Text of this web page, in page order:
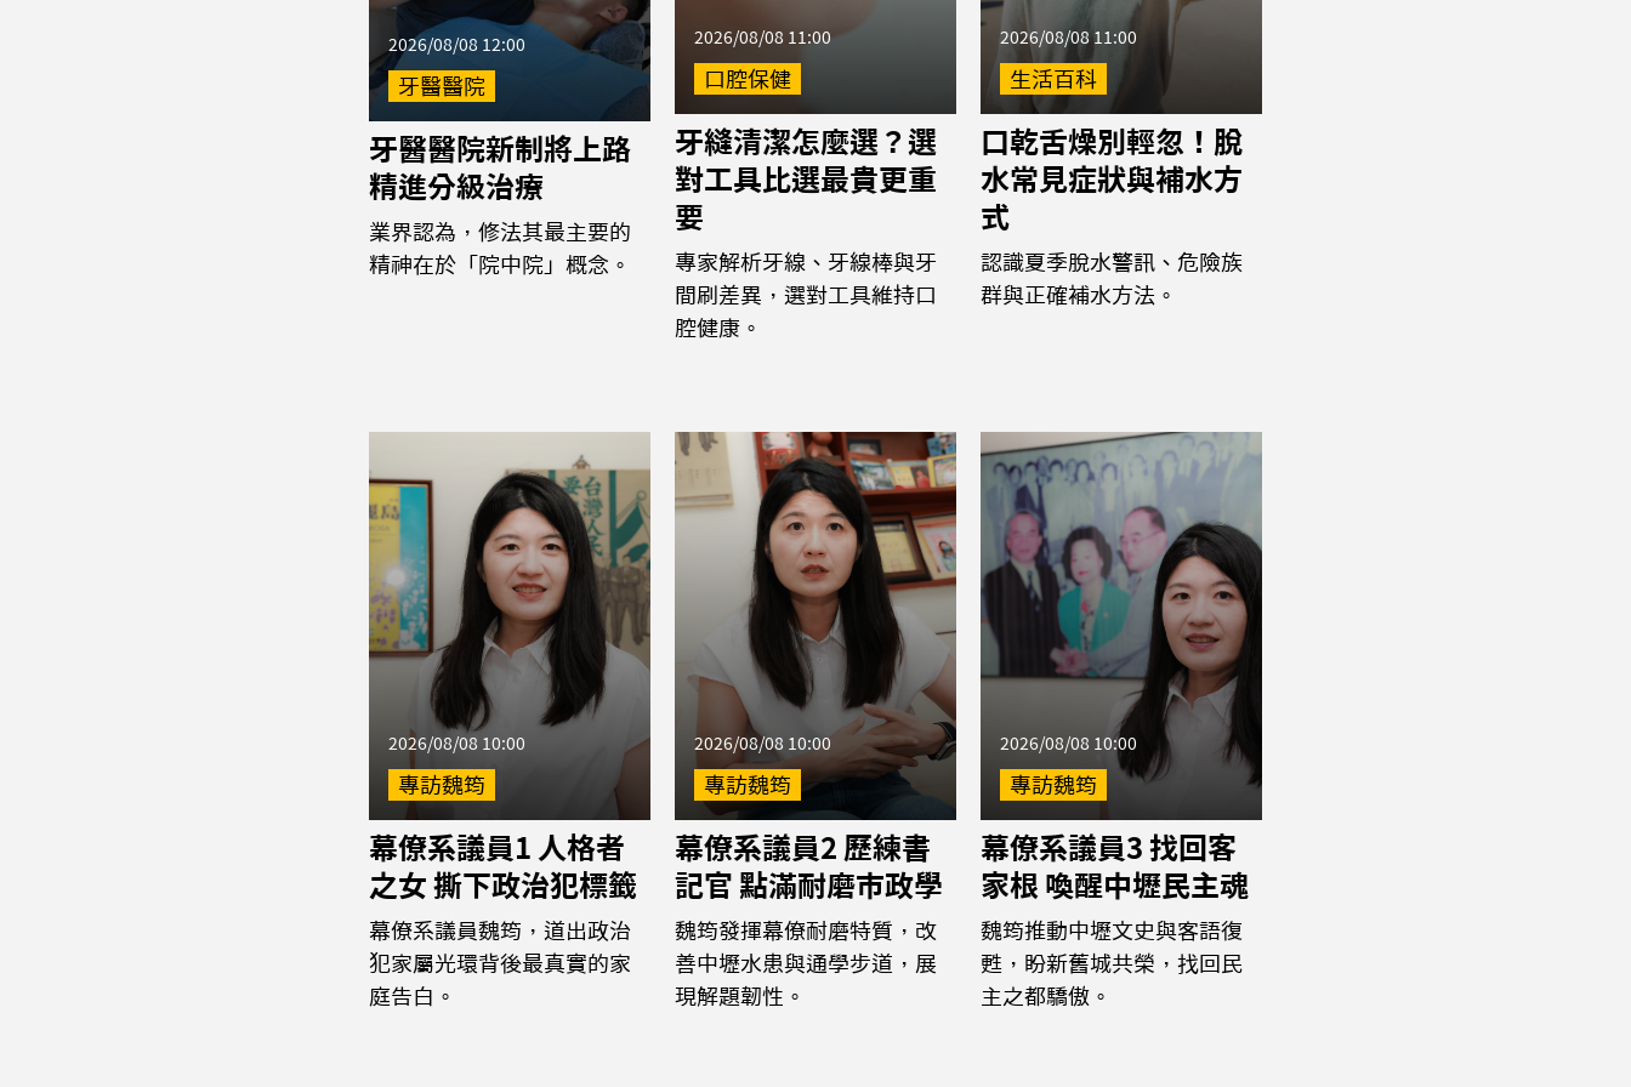
2026/08/08 12:00
牙醫醫院
牙醫醫院新制將上路
精進分級治療
業界認為，修法其最主要的
精神在於「院中院」概念。
2026/08/08 11:00
口腔保健
牙縫清潔怎麼選？選
對工具比選最貴更重
要
專家解析牙線、牙線棒與牙
間刷差異，選對工具維持口
腔健康。
2026/08/08 11:00
生活百科
口乾舌燥別輕忽！脫
水常見症狀與補水方
式
認識夏季脫水警訊、危險族
群與正確補水方法。
2026/08/08 10:00
專訪魏筠
幕僚系議員1 人格者
之女 撕下政治犯標籤
幕僚系議員魏筠，道出政治
犯家屬光環背後最真實的家
庭告白。
2026/08/08 10:00
專訪魏筠
幕僚系議員2 歷練書
記官 點滿耐磨市政學
魏筠發揮幕僚耐磨特質，改
善中壢水患與通學步道，展
現解題韌性。
2026/08/08 10:00
專訪魏筠
幕僚系議員3 找回客
家根 喚醒中壢民主魂
魏筠推動中壢文史與客語復
甦，盼新舊城共榮，找回民
主之都驕傲。